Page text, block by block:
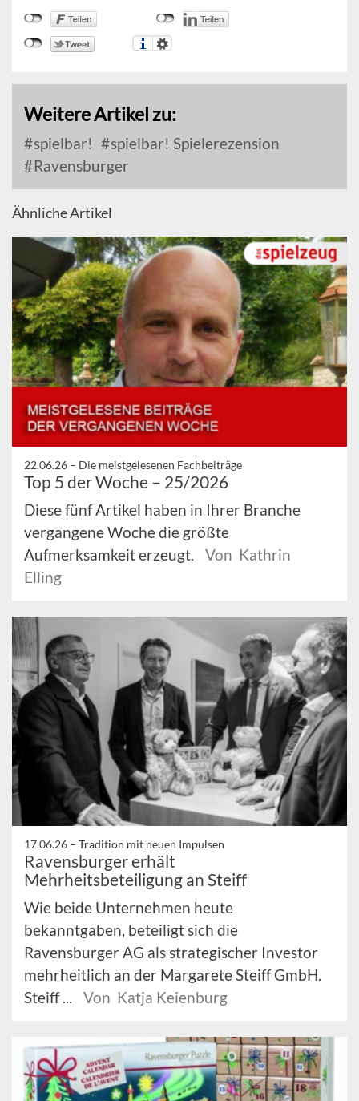
Weitere Artikel zu:
spielbar!
spielbar! Spielerezension
Ravensburger
Ähnliche Artikel
22.06.26 – Die meistgelesenen Fachbeiträge
Top 5 der Woche – 25/2026
Diese fünf Artikel haben in Ihrer Branche
vergangene Woche die größte
Aufmerksamkeit erzeugt.
Von Kathrin
Elling
17.06.26 – Tradition mit neuen Impulsen
Ravensburger erhält
Mehrheitsbeteiligung an Steiff
Wie beide Unternehmen heute
bekanntgaben, beteiligt sich die
Ravensburger AG als strategischer Investor
mehrheitlich an der Margarete Steiff GmbH.
Steiff ...
Von Katja Keienburg